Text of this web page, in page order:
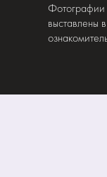
Фотографии
выставлены